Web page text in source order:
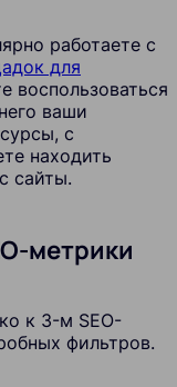
работаете с
для
воспользоваться
ваши
с
находить
сайты.
метрики
к 3-м SEO-
фильтров.